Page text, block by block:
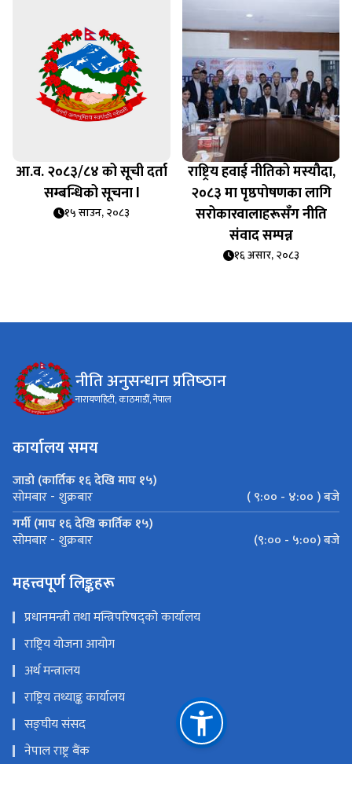
आ.व. २०८३/८४ को सूची दर्ता
सम्बन्धिको सूचना l
१५ साउन, २०८३
राष्ट्रिय हवाई नीतिको मस्यौदा,
२०८३ मा पृष्ठपोषणका लागि
सरोकारवालाहरूसँग नीति
संवाद सम्पन्न
१६ असार, २०८३
नीति अनुसन्धान प्रतिष्‍ठान
नारायणहिटी, काठमाडौँ, नेपाल
कार्यालय समय
जाडो (कार्तिक १६ देखि माघ १५)
सोमबार - शुक्रबार
( ९:०० - ४:०० ) बजे
गर्मी (माघ १६ देखि कार्तिक १५)
सोमबार - शुक्रबार (९:०० - ५:००) बजे
महत्त्वपूर्ण लिङ्कहरू
प्रधानमन्त्री तथा मन्त्रिपरिषद्को कार्यालय
राष्ट्रिय योजना आयोग
अर्थ मन्त्रालय
राष्ट्रिय तथ्याङ्क कार्यालय
सङ्घीय संसद
नेपाल राष्ट्र बैंक